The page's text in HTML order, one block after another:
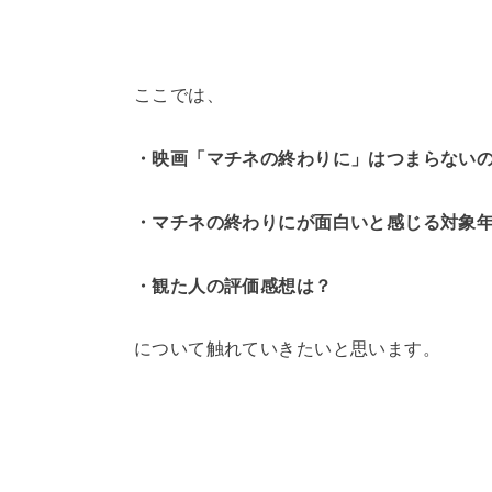
ここでは、
・映画「マチネの終わりに」はつまらない
・マチネの終わりにが面白いと感じる対象
・観た人の評価感想は？
について触れていきたいと思います。